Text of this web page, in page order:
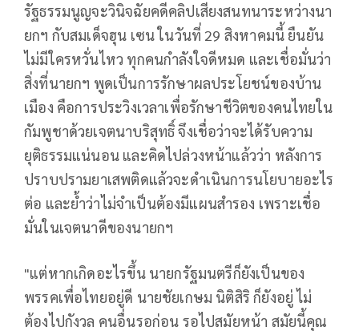
รัฐธรรมนูญจะวินิจฉัยคดีคลิปเสียงสนทนาระหว่างนา
ยกฯ กับสมเด็จฮุน เซน​ ในวันที่​ 29 สิงหาคมนี้​ ยืนยัน
ไม่มีใครหวั่นไหว​ ทุกคนกำลังใจดีหมด​ และเชื่อมั่น​ว่า
สิ่งที่นายกฯ พูดเป็นการรักษาผลประโยชน์ของบ้าน
เมือง คือการประวิงเวลาเพื่อรักษาชีวิตของคนไทยใน
กัมพูชา​ด้วยเจตนาบริสุทธิ์ จึงเชื่อว่าจะได้รับความ
ยุติธรรมแน่นอน​ และคิดไปล่วงหน้าแล้วว่า หลังการ
ปราบปรามยาเสพติดแล้ว​จะดำเนินการนโยบายอะไร
ต่อ และย้ำว่า​ไม่จำเป็นต้องมีแผนสำรอง​ เพราะเชื่อ
มั่นในเจตนาดีของนายกฯ
"แต่หากเกิดอะไรขึ้น นายกรัฐมนตรีก็ยังเป็นของ
พรรคเพื่อไทยอยู่ดี​ นายชัยเกษม นิติสิริ ก็ยังอยู่ ไม่
ต้องไปกังวล​ คนอื่นรอก่อน รอไปสมัยหน้า สมัยนี้คุณ